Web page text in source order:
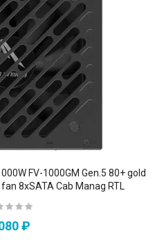
FV-1000GM Gen.5 80+ gold
8xSATA Cab Manag RTL
₽